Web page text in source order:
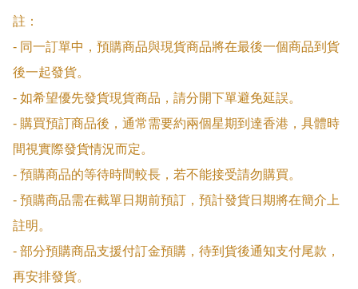
註：
- 同一訂單中，預購商品與現貨商品將在最後一個商品到貨
後一起發貨。
- 如希望優先發貨現貨商品，請分開下單避免延誤。
- 購買預訂商品後，通常需要約兩個星期到達香港，具體時
間視實際發貨情況而定。
- 預購商品的等待時間較長，若不能接受請勿購買。
- 預購商品需在截單日期前預訂，預計發貨日期將在簡介上
註明。
- 部分預購商品支援付訂金預購，待到貨後通知支付尾款，
再安排發貨。